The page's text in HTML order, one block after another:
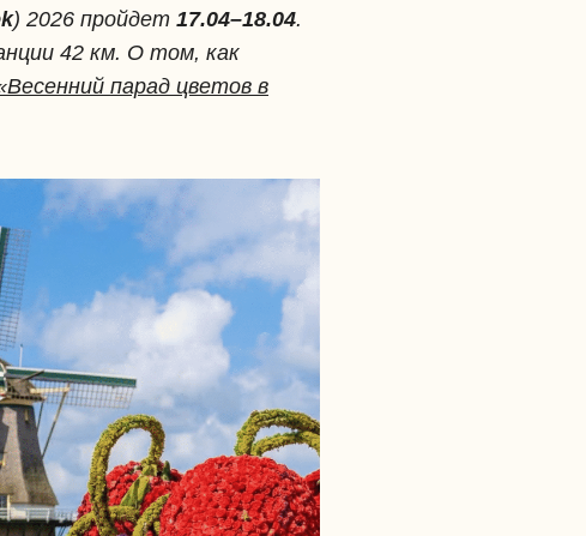
) 2026 пройдет 17.04–18.04.
42 км. О том, как
парад цветов в